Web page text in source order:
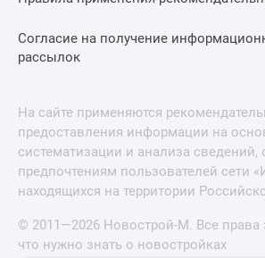
Согласие на получение
рассылок
На сайте применяются
предоставления информации на
систематизации и анализа сведений,
предпочтениям пользователей сети
находящихся на территории
© 2011—2026 Новострой-М. Все
что нужно знать о новостройках